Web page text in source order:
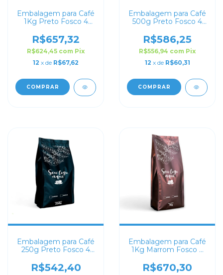
Embalagem para Café
1Kg Preto Fosco 4
R$657,32
R$624,45 com Pix
12 x de R$67,62
COMPRAR
Embalagem para Café
500g Preto Fosco 4
R$586,25
R$556,94 com Pix
12 x de R$60,31
COMPRAR
Embalagem para Café
250g Preto Fosco 4
R$542,40
Embalagem para Café
1Kg Marrom Fosco 4
R$670,30